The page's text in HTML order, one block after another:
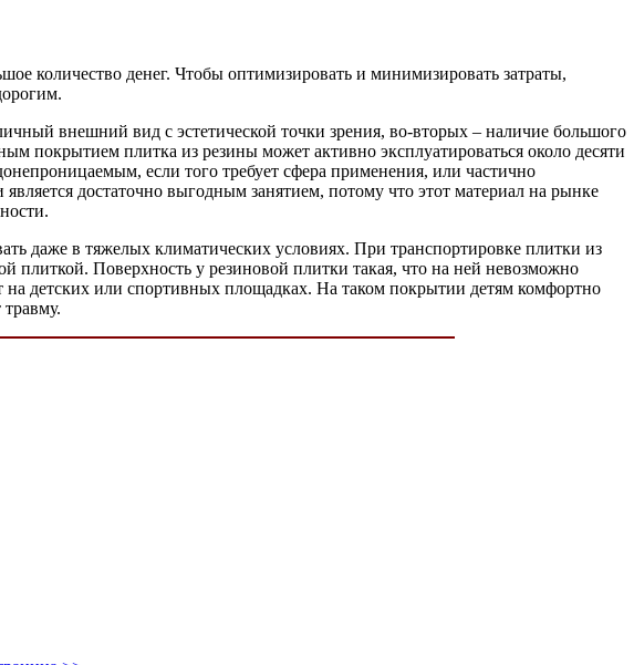
количество денег. Чтобы оптимизировать и минимизировать затраты,
внешний вид с эстетической точки зрения, во-вторых – наличие большого
покрытием плитка из резины может активно эксплуатироваться около десяти
если того требует сфера применения, или частично
достаточно выгодным занятием, потому что этот материал на рынке
даже в тяжелых климатических условиях. При транспортировке плитки из
плиткой. Поверхность у резиновой плитки такая, что на ней невозможно
на детских или спортивных площадках. На таком покрытии детям комфортно